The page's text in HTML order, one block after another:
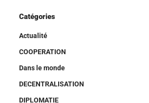
Catégories
Actualité
COOPERATION
Dans le monde
DECENTRALISATION
DIPLOMATIE